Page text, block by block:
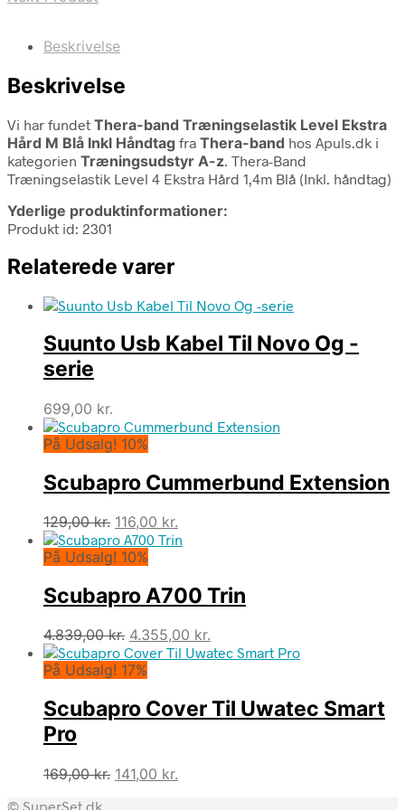
Beskrivelse
Beskrivelse
Vi har fundet Thera-band Træningselastik Level Ekstra
Hård M Blå Inkl Håndtag fra Thera-band hos Apuls.dk i
kategorien Træningsudstyr A-z. Thera-Band
Træningselastik Level 4 Ekstra Hård 1,4m Blå (Inkl. håndtag)
Yderlige produktinformationer:
Produkt id: 2301
Relaterede varer
Suunto Usb Kabel Til Novo Og -
serie
699,00 kr.
På Udsalg! 10%
Scubapro Cummerbund Extension
129,00kr. Den
oprindelige
pris
129,00 kr..
116,00 kr.
aktuelle
116,00 kr..
På Udsalg! 10%
Scubapro A700 Trin
4.839,00kr. Den
oprindelige
pris
4.839,00 kr..
4.355,00 kr.
aktuelle
4.355,00 kr..
På Udsalg! 17%
Scubapro Cover Til Uwatec Smart
Pro
169,00kr. Den
141,00 kr.
© SuperSet.dk